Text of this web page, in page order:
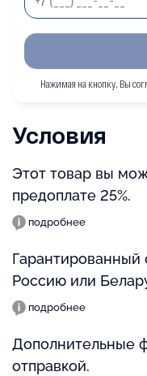
Нажимая на кнопку, Вы
Условия
Этот товар вы
предоплате 25%.
подробнее
Гарантированный
Россию или
подробнее
Дополнительные
отправкой.